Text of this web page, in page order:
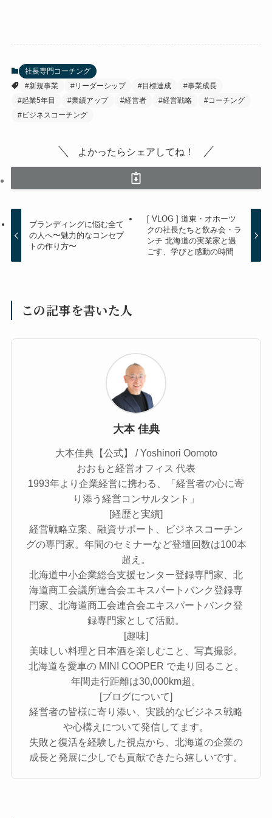
社長専門コーチング
#新規事業
#リーダーシップ #目標達成
#事業成長
#起業5年目
#業績アップ #経営者 #経営戦略
#コーチング
#ビジネスコーチング
よかったらシェアしてね！
ブランディングに悩む全て
の人へ〜魅力的なコンセプ
トの作り方〜
[ VLOG ] 道東・オホーツ
クの社長たちと飲み会・ラ
ンチ 北海道の実業家と過
ごす、学びと感動の時間
この記事を書いた人
大本 佳典
大本佳典【公式】 / Yoshinori Oomoto
おおもと経営オフィス 代表
1993年より企業経営に携わる、「経営者の心に寄
り添う経営コンサルタント」
[経歴と実績]
経営戦略立案、融資サポート、ビジネスコーチン
グの専門家。年間のセミナーなど登壇回数は100本
超え。
北海道中小企業総合支援センター登録専門家、北
海道商工会議所連合会エキスパートバンク登録専
門家、北海道商工会連合会エキスパートバンク登
録専門家として活動。
[趣味]
美味しい料理と日本酒を楽しむこと、写真撮影。
北海道を愛車の MINI COOPER で走り回ること。
年間走行距離は30,000km超。
[ブログについて]
経営者の皆様に寄り添い、実践的なビジネス戦略
や心構えについて発信してます。
失敗と復活を経験した視点から、北海道の企業の
成長と発展に少しでも貢献できたら嬉しいです。